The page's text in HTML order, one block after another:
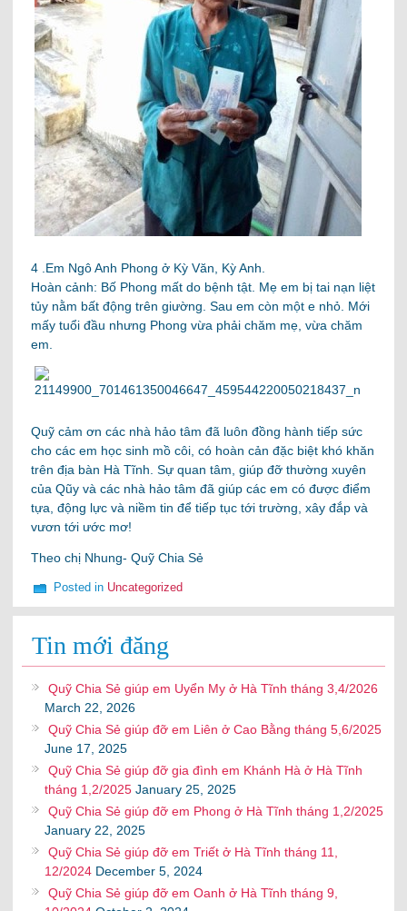
4 .Em Ngô Anh Phong ở Kỳ Văn, Kỳ Anh.
Hoàn cảnh: Bố Phong mất do bệnh tật. Mẹ em bị tai nạn liệt
tủy nằm bất động trên giường. Sau em còn một e nhỏ. Mới
mấy tuổi đầu nhưng Phong vừa phải chăm mẹ, vừa chăm
em.
Quỹ cảm ơn các nhà hảo tâm đã luôn đồng hành tiếp sức
cho các em học sinh mồ côi, có hoàn cản đặc biệt khó khăn
trên địa bàn Hà Tĩnh. Sự quan tâm, giúp đỡ thường xuyên
của Qũy và các nhà hảo tâm đã giúp các em có được điểm
tựa, động lực và niềm tin để tiếp tục tới trường, xây đắp và
vươn tới ước mơ!
Theo chị Nhung- Quỹ Chia Sẻ
Posted in Uncategorized
Tin mới đăng
Quỹ Chia Sẻ giúp em Uyển My ở Hà Tĩnh tháng 3,4/2026
March 22, 2026
Quỹ Chia Sẻ giúp đỡ em Liên ở Cao Bằng tháng 5,6/2025
June 17, 2025
Quỹ Chia Sẻ giúp đỡ gia đình em Khánh Hà ở Hà Tĩnh
tháng 1,2/2025 January 25, 2025
Quỹ Chia Sẻ giúp đỡ em Phong ở Hà Tĩnh tháng 1,2/2025
January 22, 2025
Quỹ Chia Sẻ giúp đỡ em Triết ở Hà Tĩnh tháng 11,
12/2024 December 5, 2024
Quỹ Chia Sẻ giúp đỡ em Oanh ở Hà Tĩnh tháng 9,